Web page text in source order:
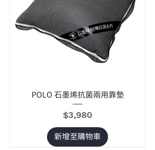
POLO 石墨烯抗菌兩用靠墊
價格
$3,980
新增至購物車